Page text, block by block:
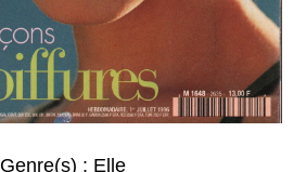
Genre(s) : Elle